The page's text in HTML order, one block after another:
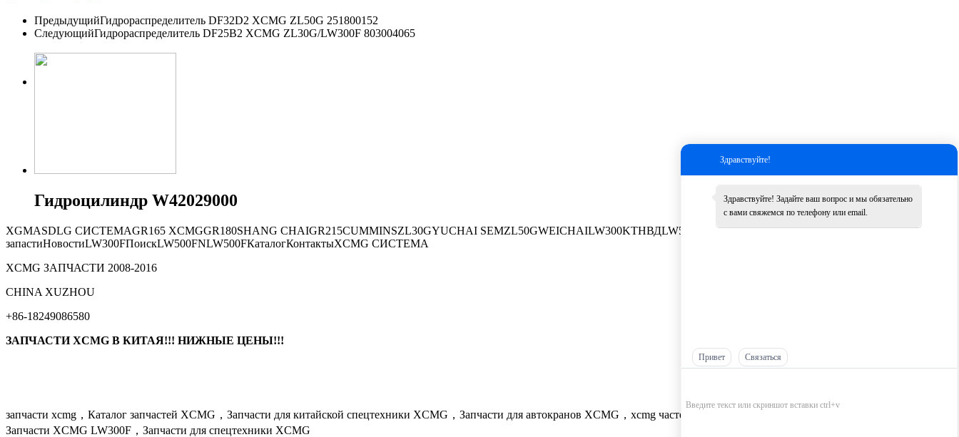
ПредыдущийГидрораспределитель DF32D2 XCMG ZL50G 251800152
СледующийГидрораспределитель DF25B2 XCMG ZL30G/LW300F 803004065
Гидроцилиндр W42029000
XGMASDLG СИСТЕМАGR165 XCMGGR180SHANG CHAIGR215CUMMINSZL30GYUCHAI SEMZL50GWEICHAILW300KТНВДLW500K
Другие
запастиНовостиLW300FПоискLW500FNLW500FКаталогКонтактыXCMG СИСТЕМА
XCMG ЗАПЧАСТИ 2008-2016
Здравствуйте!
Здравствуйте! Задайте ваш вопрос и мы обязательно
с вами свяжемся по телефону или email.
Привет Связаться
СHINA XUZHOU
+86-18249086580
ЗАПЧАСТИ XCMG В КИТАЯ!!! НИЖНЫЕ ЦЕНЫ!!!
запчасти xcmg，Каталог запчастей XCMG，Запчасти для китайской спецтехники XCMG，Запчасти для автокранов XCMG，xcmg частей оптом，
Запчасти XCMG LW300F，Запчасти для спецтехники XCMG